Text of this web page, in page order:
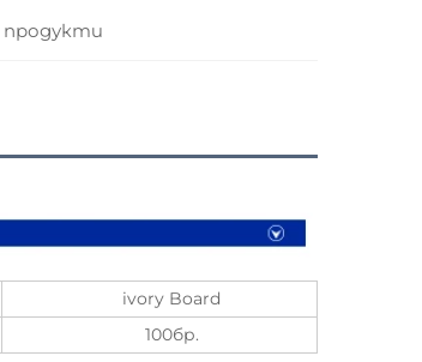
продукти
ivory Board
100бр.